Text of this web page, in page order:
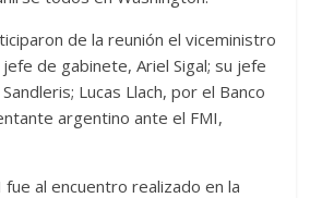
de la reunión el viceministro
jefe de gabinete, Ariel Sigal; su jefe
Lucas Llach, por el Banco
argentino ante el FMI,
al encuentro realizado en la